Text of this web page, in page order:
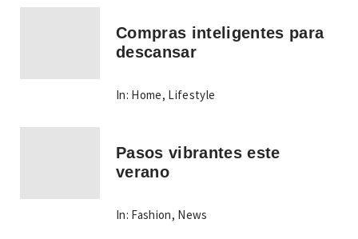
Compras inteligentes para
descansar
In: Home, Lifestyle
Pasos vibrantes este
verano
In: Fashion, News